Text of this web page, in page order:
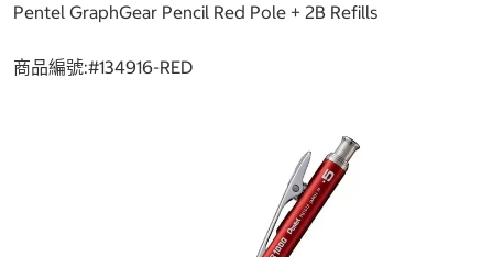
Pentel GraphGear Pencil Red Pole + 2B Refills
商品編號:#134916-RED